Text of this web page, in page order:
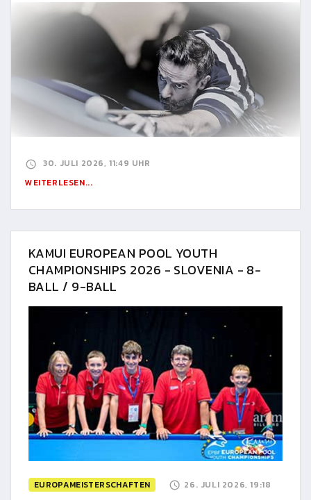
30. JULI 2026, 11:49 UHR
WEITERLESEN...
KAMUI EUROPEAN POOL YOUTH
CHAMPIONSHIPS 2026 - SLOVENIA - 8-
BALL / 9-BALL
EUROPAMEISTERSCHAFTEN 26. JULI 2026, 19:18